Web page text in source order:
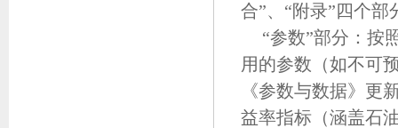
合”、“附录”四个
“参数”部分：按
用的参数（如不可
《参数与数据》更
益率指标（涵盖石